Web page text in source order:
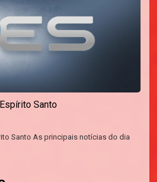
Santo
Santo As principais notícias do dia